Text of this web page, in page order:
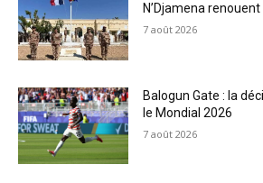
N’Djamena renouent
7 août 2026
Balogun Gate : la
le Mondial 2026
7 août 2026